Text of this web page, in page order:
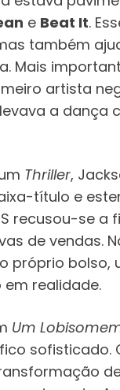
e Beat It.
também
Mais
artista
a dança
Thriller,
título e
recusou-se a
de vendas.
próprio
realidade.
Um
sofisticado.